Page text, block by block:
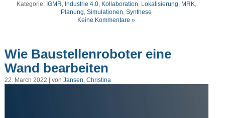
Kategorie: IGMR, Industrie 4.0, Kollaboration, Lokalisierung, MRK,
Planung,Simulationen,Synthese
Keine Kommentare »
Wie Baustellenroboter eine
Wand bearbeiten
22. March 2022 | von Jansen, Christina